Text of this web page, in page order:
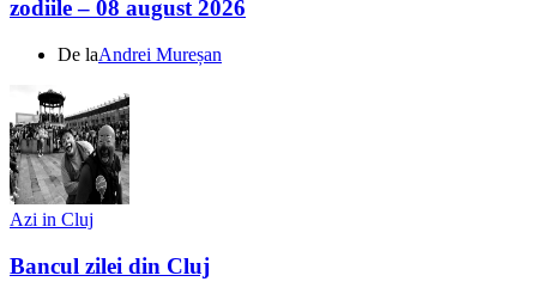
zodiile – 08 august 2026
De laAndrei Mureșan
Azi in Cluj
Bancul zilei din Cluj